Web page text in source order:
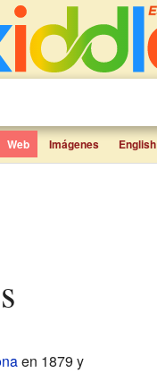
Web Imágenes English
en 1879 y